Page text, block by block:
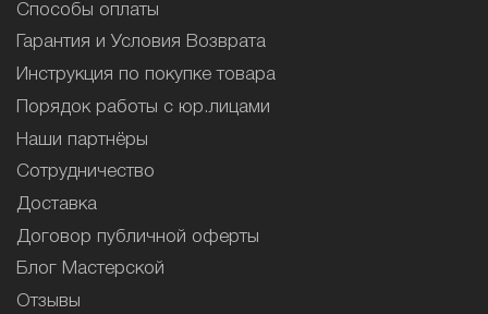
Способы оплаты
Гарантия и Условия Возврата
Инструкция по покупке товара
Порядок работы с юр.лицами
Наши партнёры
Сотрудничество
Доставка
Договор публичной оферты
Блог Мастерской
Отзывы